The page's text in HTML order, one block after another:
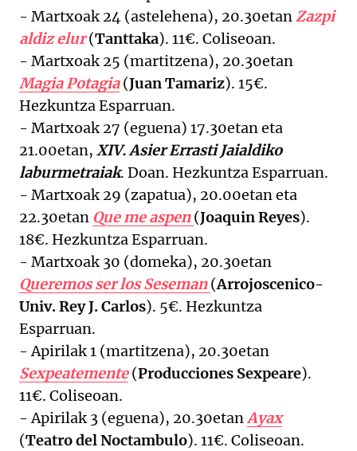
- Martxoak 24 (astelehena), 20.30etanZazpi
aldiz elur(Tanttaka). 11€. Coliseoan.
- Martxoak 25 (martitzena), 20.30etan
Magia Potagia(Juan Tamariz). 15€.
Hezkuntza Esparruan.
- Martxoak 27 (eguena) 17.30etan eta
21.00etan, XIV. Asier Errasti Jaialdiko
laburmetraiak. Doan. Hezkuntza Esparruan.
- Martxoak 29 (zapatua), 20.00etan eta
22.30etan Que me aspen (Joaquin Reyes).
18€. Hezkuntza Esparruan.
- Martxoak 30 (domeka), 20.30etan
Queremos ser los Seseman (Arrojoscenico-
Univ. Rey J. Carlos). 5€. Hezkuntza
Esparruan.
- Apirilak 1 (martitzena), 20.30etan
Sexpeatemente(Producciones Sexpeare).
11€. Coliseoan.
- Apirilak 3 (eguena), 20.30etanAyax
(Teatro del Noctambulo). 11€. Coliseoan.